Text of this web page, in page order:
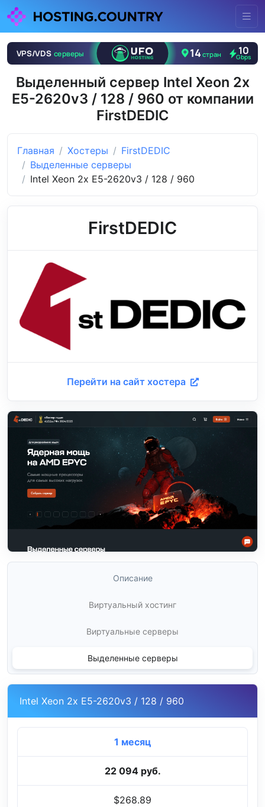
Выделенный сервер Intel Xeon 2x
E5-2620v3 / 128 / 960 от компании
FirstDEDIC
Главная Хостеры
FirstDEDIC
Выделенные серверы
Intel Xeon 2x E5-2620v3 / 128 / 960
FirstDEDIC
Перейти на сайт хостера
Описание
Виртуальный хостинг
Виртуальные серверы
Выделенные серверы
Intel Xeon 2x E5-2620v3 / 128 / 960
1 месяц
22 094 руб.
$268.89